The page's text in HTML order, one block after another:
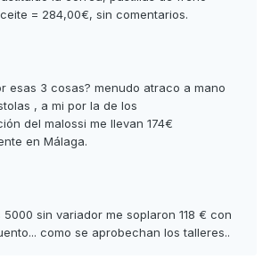
= 284,00€, sin comentarios.
esas 3 cosas? menudo atraco a mano
, a mi por la de los
del malossi me llevan 174€
en Málaga.
sin variador me soplaron 118 € con
como se aprobechan los talleres..